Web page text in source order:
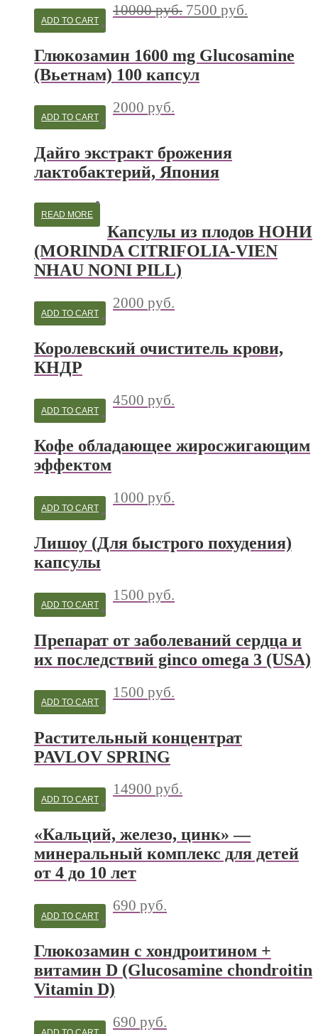
10000руб. 7500 руб.
ADD TO CART
Глюкозамин 1600 mg Glucosamine
(Вьетнам) 100 капсул
2000 руб.
ADD TO CART
Дайго экстракт брожения
лактобактерий, Япония
READ MORE
Капсулы из плодов НОНИ
(MORINDA CITRIFOLIA-VIEN
NHAU NONI PILL)
2000 руб.
ADD TO CART
Королевский очиститель крови,
КНДР
4500 руб.
ADD TO CART
Кофе обладающее жиросжигающим
эффектом
1000 руб.
ADD TO CART
Лишоу (Для быстрого похудения)
капсулы
1500 руб.
ADD TO CART
Препарат от заболеваний сердца и
их последствий ginco omega 3 (USA)
1500 руб.
ADD TO CART
Растительный концентрат
PAVLOV SPRING
14900 руб.
ADD TO CART
«Кальций, железо, цинк» —
минеральный комплекс для детей
от 4 до 10 лет
690 руб.
ADD TO CART
Глюкозамин с хондроитином +
витамин D (Glucosamine chondroitin
Vitamin D)
690 руб.